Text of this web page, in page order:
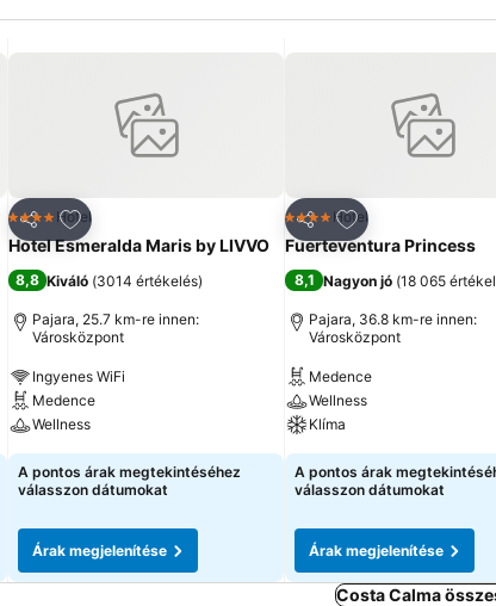
Megosztás
Hozzáadás a kedvencekhez
4 Kategória
Hotel
Hotel Esmeralda Maris by LIVVO
8,8 Kiváló (3014 értékelés)
Pajara, 25.7 km-re innen:
Városközpont
Ingyenes WiFi
Medence
Wellness
A pontos árak megtekintéséhez
válasszon dátumokat
Árak megjelenítése
Megosztás
Hozzáadás a
4 Kategória
Hotel
Fuerteventura Princess
8,1 Nagyon jó (18 065
Pajara, 36.8 km-re innen:
Városközpont
Medence
Wellness
Klíma
A pontos árak
válasszon dátumokat
Árak megjelenítése
Costa Calma